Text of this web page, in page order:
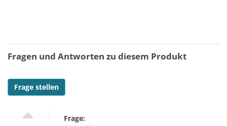
Fragen und Antworten zu diesem Produkt
Frage stellen
Frage: